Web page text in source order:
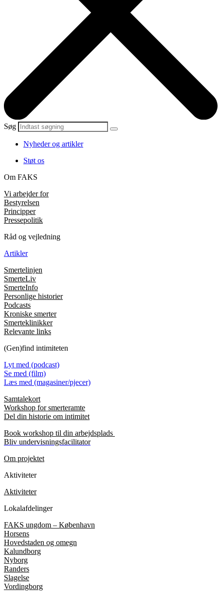
Søg
Nyheder og artikler
Støt os
Om FAKS
Vi arbejder for
Bestyrelsen
Principper
Pressepolitik
Råd og vejledning
Artikler
Smertelinjen
SmerteLiv
SmerteInfo
Personlige historier
Podcasts
Kroniske smerter
Smerteklinikker
Relevante links
(Gen)find intimiteten
Lyt med (podcast)
Se med (film)
Læs med (magasiner/pjecer)
Samtalekort
Workshop for smerteramte
Del din historie om intimitet
Book workshop til din arbejdsplads
Bliv undervisningsfacilitator
Om projektet
Aktiviteter
Aktiviteter
Lokalafdelinger
FAKS ungdom – København
Horsens
Hovedstaden og omegn
Kalundborg
Nyborg
Randers
Slagelse
Vordingborg